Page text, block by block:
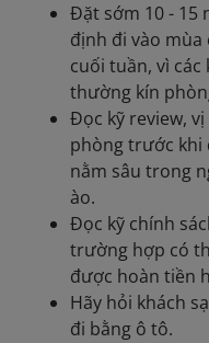
Đặt sớm 10 - 15
định đi vào mùa
cuối tuần, vì
thường kín
Đọc kỹ review,
phòng trước khi
nằm sâu trong
ào.
Đọc kỹ chính
trường hợp có
được hoàn tiền
Hãy hỏi khách
đi bằng ô tô.